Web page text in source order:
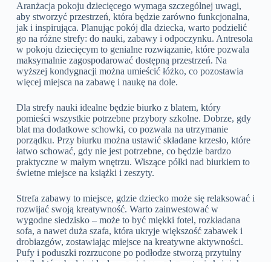
Aranżacja pokoju dziecięcego wymaga szczególnej uwagi,
aby stworzyć przestrzeń, która będzie zarówno funkcjonalna,
jak i inspirująca. Planując pokój dla dziecka, warto podzielić
go na różne strefy: do nauki, zabawy i odpoczynku. Antresola
w pokoju dziecięcym to genialne rozwiązanie, które pozwala
maksymalnie zagospodarować dostępną przestrzeń. Na
wyższej kondygnacji można umieścić łóżko, co pozostawia
więcej miejsca na zabawę i naukę na dole.
Dla strefy nauki idealne będzie biurko z blatem, który
pomieści wszystkie potrzebne przybory szkolne. Dobrze, gdy
blat ma dodatkowe schowki, co pozwala na utrzymanie
porządku. Przy biurku można ustawić składane krzesło, które
łatwo schować, gdy nie jest potrzebne, co będzie bardzo
praktyczne w małym wnętrzu. Wiszące półki nad biurkiem to
świetne miejsce na książki i zeszyty.
Strefa zabawy to miejsce, gdzie dziecko może się relaksować i
rozwijać swoją kreatywność. Warto zainwestować w
wygodne siedzisko – może to być miękki fotel, rozkładana
sofa, a nawet duża szafa, która ukryje większość zabawek i
drobiazgów, zostawiając miejsce na kreatywne aktywności.
Pufy i poduszki rozrzucone po podłodze stworzą przytulny